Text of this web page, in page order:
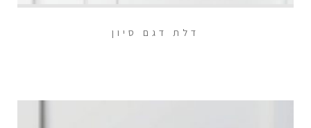
דלת דגם סיון